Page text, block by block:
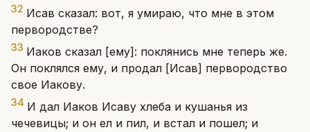
32 Исав сказал: вот, я умираю, что мне в этом
первородстве?
33 Иаков сказал [ему]: поклянись мне теперь же.
Он поклялся ему, и продал [Исав] первородство
свое Иакову.
34 И дал Иаков Исаву хлеба и кушанья из
чечевицы; и он ел и пил, и встал и пошел; и